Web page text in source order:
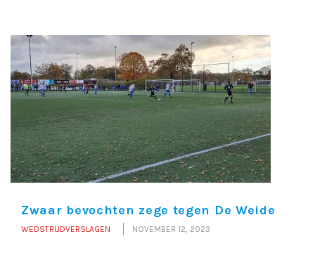
Zwaar bevochten zege tegen De Weide
WEDSTRIJDVERSLAGEN NOVEMBER 12, 2023